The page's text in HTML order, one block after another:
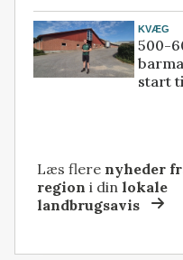
KVÆG
500-
start
Læs flere nyheder
region i dinlokale
landbrugsavis